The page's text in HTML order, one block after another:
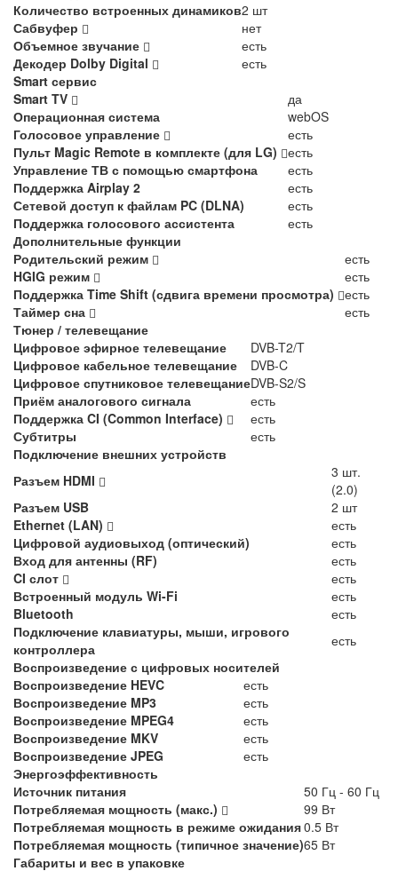
Количество встроенных динамиков2 шт
Сабвуфер
нет
Объемное звучание
есть
Декодер Dolby Digital
есть
Smart сервис
Smart TV
да
Операционная система
webOS
Голосовое управление
есть
Пульт Magic Remote в комплекте (для LG)
есть
Управление ТВ с помощью смартфона
есть
Поддержка Airplay 2
есть
Сетевой доступ к файлам PC (DLNA)
есть
Поддержка голосового ассистента
есть
Дополнительные функции
Родительский режим
есть
HGIG режим
есть
Поддержка Time Shift (сдвига времени просмотра)
есть
Таймер сна
есть
Тюнер / телевещание
Цифровое эфирное телевещание
DVB-T2/T
Цифровое кабельное телевещание
DVB-C
Цифровое спутниковое телевещаниеDVB-S2/S
Приём аналогового сигнала
есть
Поддержка CI (Common Interface)
есть
Субтитры
есть
Подключение внешних устройств
Разъем HDMI
3 шт.
(2.0)
Разъем USB
2 шт
Ethernet (LAN)
есть
Цифровой аудиовыход (оптический)
есть
Вход для антенны (RF)
есть
CI слот
есть
Встроенный модуль Wi-Fi
есть
Bluetooth
есть
Подключение клавиатуры, мыши, игрового
контроллера
есть
Воспроизведение с цифровых носителей
Воспроизведение HEVC
есть
Воспроизведение MP3
есть
Воспроизведение MPEG4
есть
Воспроизведение MKV
есть
Воспроизведение JPEG
есть
Энергоэффективность
Источник питания
50 Гц - 60 Гц
Потребляемая мощность (макс.)
99 Вт
Потребляемая мощность в режиме ожидания0.5 Вт
Потребляемая мощность (типичное значение)65 Вт
Габариты и вес в упаковке